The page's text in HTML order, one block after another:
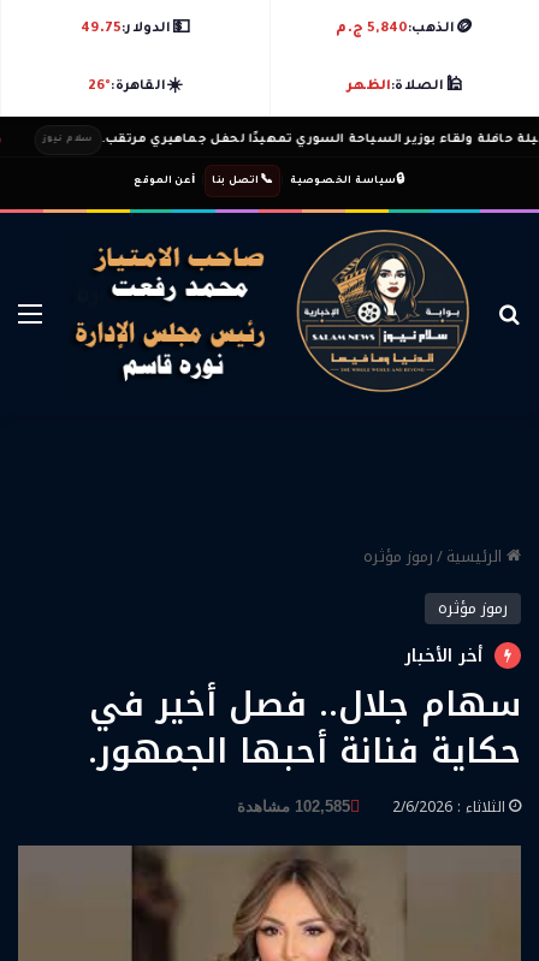
🪙 الذهب:5,840 ج.م 💵 الدولار:49.75
🕌 الصلاة:الظهر ☀️القاهرة:26°
سلام نيوز
🔒سياسة الخصوصية 📞 اتصل بنا ℹ️عن الموقع
بحث عن
الرئيسية/رموز مؤثره
رموز مؤثره
أخر الأخبار
سهام جلال.. فصل أخير في
حكاية فنانة أحبها الجمهور.
الثلاثاء : 2/6/2026 102,585 مشاهدة